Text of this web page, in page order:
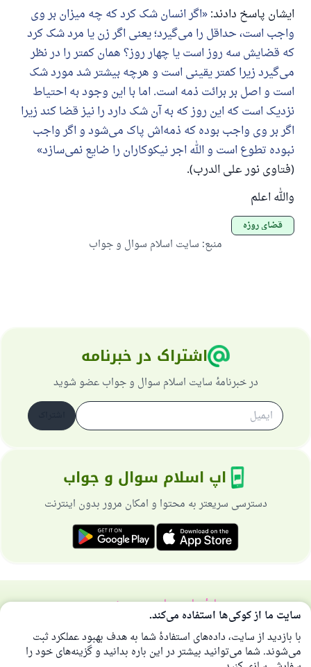
ایشان پاسخ دادند: اگر انسان شک کرد که چه میزان بر وی
واجب است، حداقل را می‌گیرد؛ یعنی اگر زن یا مرد شک کرد
که قضایش سه روز است یا چهار روز؟ همان کمتر را در نظر
می‌گیرد زیرا کمتر یقینی است و هرچه بیشتر شد مورد شک
است و اصل بر برائت ذمه است. اما با این وجود به احتیاط
نزدیک است که این روز که به آن شک دارد را نیز قضا کند زیرا
اگر بر وی واجب بوده که ذمه‌اش پاک می‌شود و اگر واجب
نبوده تطوع است و الله اجر نیکوکاران را ضایع نمی‌سازد
(فتاوی نور علی الدرب).
والله اعلم
قضای روزه
منبع: سایت اسلام سوال و جواب
اشتراک در خبرنامه
در خبرنامهٔ سایت اسلام سوال و جواب عضو شوید
اپ اسلام سوال و جواب
دسترسی سریعتر به محتوا و امکان مرور بدون اینترنت
دربارهٔ سایتسیاست حریم خصوصی
همهٔ حقوق برای سایت اسلام سوال و جواب محفوظ است 1997-2025 ©
همکاری
سایت ما از کوکی‌ها استفاده می‌کند.
با بازدید از سایت، داده‌های استفادهٔ شما به هدف بهبود عملکرد ثبت
می‌شوند. شما می‌توانید بیشتر در این باره بدانید و گزینه‌های خود را